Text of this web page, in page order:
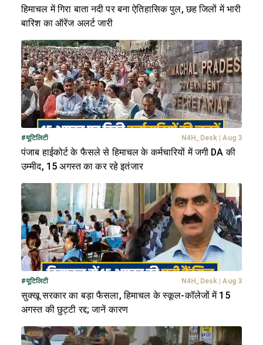
हिमाचल में गिरा बाता नदी पर बना ऐतिहासिक पुल, छह जिलों में भारी
बारिश का ऑरेंज अलर्ट जारी
#यूटिलिटी N4H_Desk Aug 3
पंजाब हाईकोर्ट के फैसले से हिमाचल के कर्मचारियों में जगी DA की
उम्मीद, 15 अगस्त का कर रहे इतंजार
#यूटिलिटी N4H_Desk Aug 3
सुक्खू सरकार का बड़ा फैसला, हिमाचल के स्कूल-कॉलेजों में 15
अगस्त की छुट्टी रद्द; जानें कारण